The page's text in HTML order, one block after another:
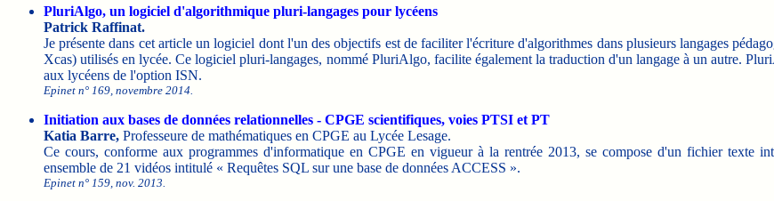
PluriAlgo, un logiciel d'algorithmique pluri-langages pour lycéens
Patrick Raffinat.
Je présente dans cet article un logiciel dont l'un des objectifs est de faciliter l'écriture d'algorithmes dans plusieurs langages
Xcas) utilisés en lycée. Ce logiciel pluri-langages, nommé PluriAlgo, facilite également la traduction d'un langage à un autre.
aux lycéens de l'option ISN.
Epinet n° 169, novembre 2014.
Initiation aux bases de données relationnelles - CPGE scientifiques, voies PTSI et PT
Katia Barre, Professeure de mathématiques en CPGE au Lycée Lesage.
Ce cours, conforme aux programmes d'informatique en CPGE en vigueur à la rentrée 2013, se compose d'un fichier texte
ensemble de 21 vidéos intitulé « Requêtes SQL sur une base de données ACCESS ».
Epinet n° 159, nov. 2013.